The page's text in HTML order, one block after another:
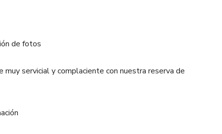
de fotos
muy servicial y complaciente con nuestra reserva de